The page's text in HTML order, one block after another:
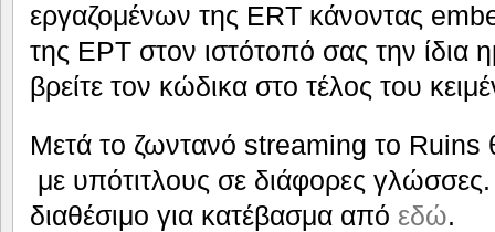
εργαζομένων της ΕRT κάνοντας
της ΕΡΤ στον ιστότοπό σας την ίδια
βρείτε τον κώδικα στο τέλος του
Μετά το ζωντανό streaming το Ruins
με υπότιτλους σε διάφορες γλώσσες.
διαθέσιμο για κατέβασμα από εδώ.